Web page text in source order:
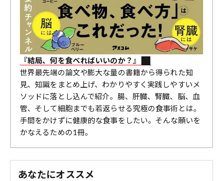
『結局、何を食べればいいのか？』
世界最先端の論文や膨大な量の書籍から得られた知
見、知識をまとめ上げ、わかりやすく実践しやすいメ
ソッドに落とし込んで紹介。腸、肝臓、腎臓、脳、血
管、そして細胞までも若返らせる究極の食事術とは。
手間をかけずに健康的な食事をしたい。そんな願いを
かなえるための1冊。
あなたにオススメ